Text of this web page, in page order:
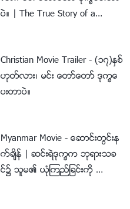
ပဲ။ | The True Story of a
Christian Movie Trailer - (၁၇)ႏွစ္
ဟုတ္လား၊ မင္း ေတာ္ေတာ္ ဒုကၡေ
ပးတာပဲ။
Myanmar Movie - ေဆာင္းတြင္းန
က္ခ်ိန္ | ဆင္းရဲဒုကၡက ဘုရားသခ
င္၌ သူမ၏ ယုံၾကည္ျခင္းကို အားေ